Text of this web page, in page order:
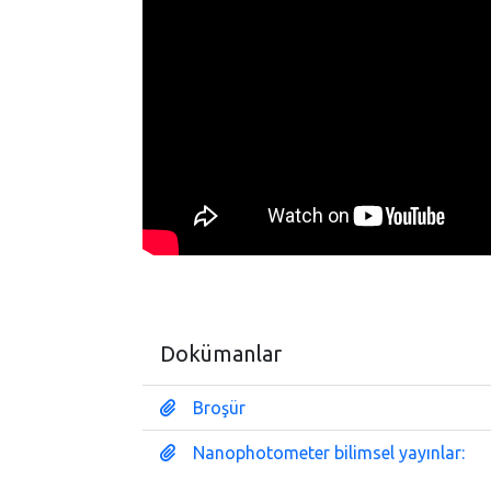
Dokümanlar
Broşür
Nanophotometer bilimsel yayınlar: